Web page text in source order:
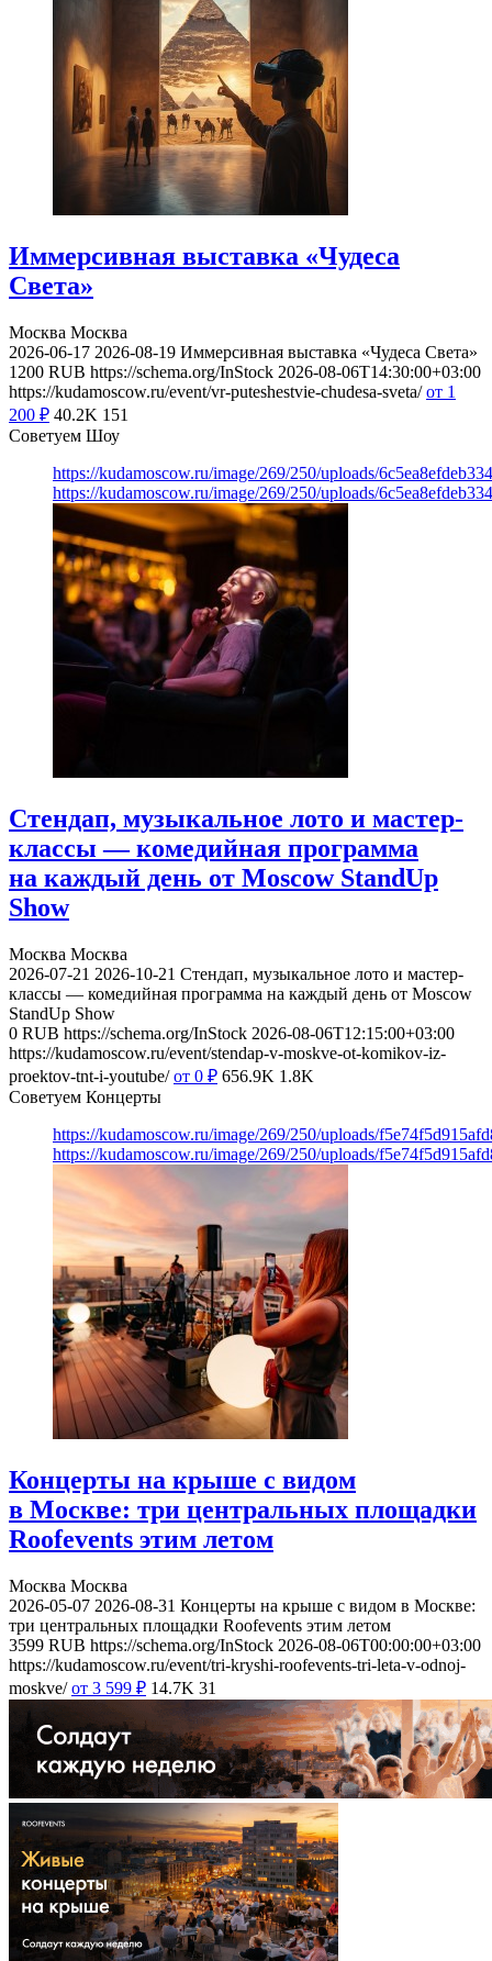
Иммерсивная выставка «Чудеса
Света»
Москва Москва
2026-06-17 2026-08-19 Иммерсивная выставка «Чудеса Света»
1200 RUB https://schema.org/InStock 2026-08-06T14:30:00+03:00
https://kudamoscow.ru/event/vr-puteshestvie-chudesa-sveta/ от 1
200 ₽ 40.2K 151
Советуем Шоу
https://kudamoscow.ru/image/269/250/uploads/
https://kudamoscow.ru/image/269/250/uploads/
Стендап, музыкальное лото и мастер-
классы — комедийная программа
на каждый день от Moscow StandUp
Show
Москва Москва
2026-07-21 2026-10-21 Стендап, музыкальное лото и мастер-
классы — комедийная программа на каждый день от Moscow
StandUp Show
0 RUB https://schema.org/InStock 2026-08-06T12:15:00+03:00
https://kudamoscow.ru/event/stendap-v-moskve-ot-komikov-iz-
proektov-tnt-i-youtube/ от 0 ₽ 656.9K 1.8K
Советуем Концерты
https://kudamoscow.ru/image/269/250/uploads/
https://kudamoscow.ru/image/269/250/uploads/
Концерты на крыше с видом
в Москве: три центральных площадки
Roofevents этим летом
Москва Москва
2026-05-07 2026-08-31 Концерты на крыше с видом в Москве:
три центральных площадки Roofevents этим летом
3599 RUB https://schema.org/InStock 2026-08-06T00:00:00+03:00
https://kudamoscow.ru/event/tri-kryshi-roofevents-tri-leta-v-odnoj-
moskve/ от 3 599 ₽ 14.7K 31